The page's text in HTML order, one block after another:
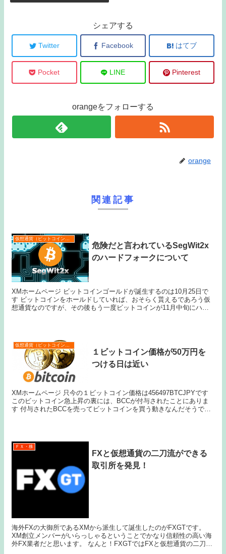
シェアする
Twitter Facebook はてブ
Pocket LINE Pinterest
orangeをフォローする
orange
関連記事
仮想通貨（ビットコインなど）
危険だと言われているSegWit2x
のハードフォークについて
XMホームページ ビットコインゴールドが誕生するのは10月25日で
す ビットコインをホールドしていれば、おそらく貰えるであろう仮
想通貨なのですが、その後もう一度ビットコインが11月中旬にハー
１ビットコイン価格が50万円を
つける日は近い
XMホームページ 只今の１ビットコイン価格は456497BTCJPYです
このビットコイン急上昇の裏には、BCCが付与されたことにありま
す 付与されたBCCを売ってビットコインを買う動きなんだそうで、
ＦＸ・株
FXと仮想通貨の二刀流ができる
取引所を発見！
海外FXの大御所であるXMから派生して誕生したのがFXGTです。
XM創立メンバーがいらっしゃるということでかなり信頼性の高い海
外FX業者だと思います。 なんと！FXGTではFXと仮想通貨の二刀流